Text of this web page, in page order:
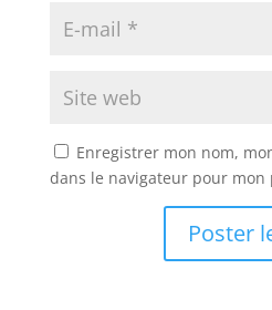
Enregistrer mon nom,
dans le navigateur pour